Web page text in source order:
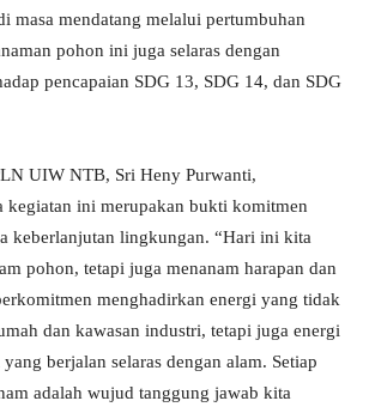
masa mendatang melalui pertumbuhan
pohon ini juga selaras dengan
pencapaian SDG 13, SDG 14, dan SDG
UIW NTB, Sri Heny Purwanti,
kegiatan ini merupakan bukti komitmen
keberlanjutan lingkungan. “Hari ini kita
pohon, tetapi juga menanam harapan dan
menghadirkan energi yang tidak
dan kawasan industri, tetapi juga energi
berjalan selaras dengan alam. Setiap
adalah wujud tanggung jawab kita